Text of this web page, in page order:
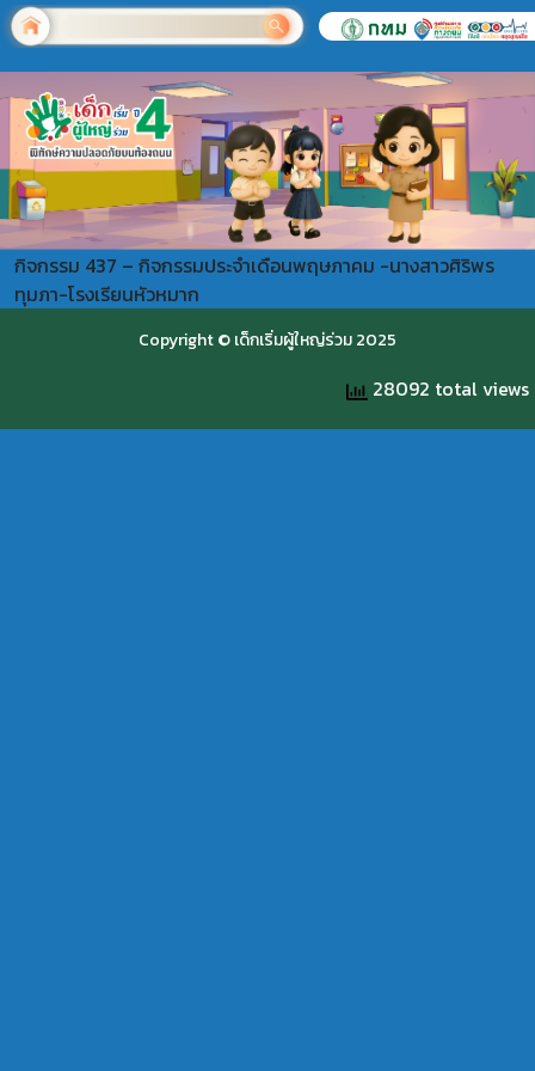
กิจกรรม 437 – กิจกรรมประจำเดือนพฤษภาคม -นางสาวศิริพร
ทุมภา-โรงเรียนหัวหมาก
Copyright © เด็กเริ่มผู้ใหญ่ร่วม 2025
28092 total views